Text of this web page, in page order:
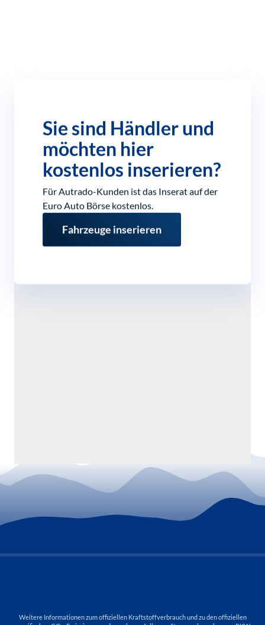
Sie sind Händler und
möchten hier
kostenlos inserieren?
Für Autrado-Kunden ist das Inserat auf der
Euro Auto Börse kostenlos.
Fahrzeuge inserieren
Weitere Informationen zum offiziellen Kraftstoffverbrauch und zu den offiziellen